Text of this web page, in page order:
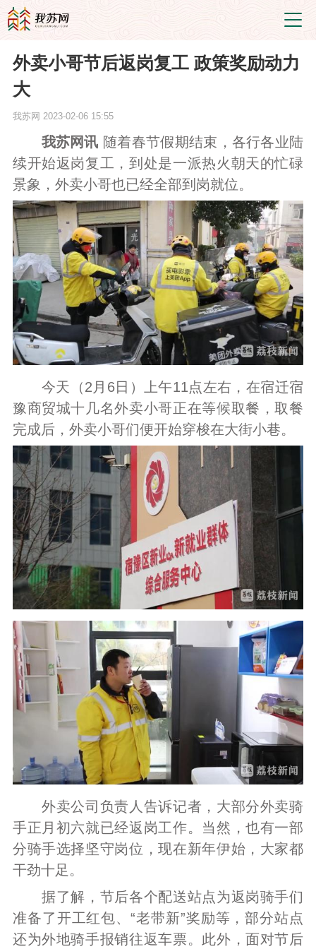
外卖小哥节后返岗复工 政策奖励动力
大
我苏网 2023-02-06 15:55
我苏网讯 随着春节假期结束，各行各业陆
续开始返岗复工，到处是一派热火朝天的忙碌
景象，外卖小哥也已经全部到岗就位。
今天（2月6日）上午11点左右，在宿迁宿
豫商贸城十几名外卖小哥正在等候取餐，取餐
完成后，外卖小哥们便开始穿梭在大街小巷。
外卖公司负责人告诉记者，大部分外卖骑
手正月初六就已经返岗工作。当然，也有一部
分骑手选择坚守岗位，现在新年伊始，大家都
干劲十足。
据了解，节后各个配送站点为返岗骑手们
准备了开工红包、“老带新”奖励等，部分站点
还为外地骑手报销往返车票。此外，面对节后